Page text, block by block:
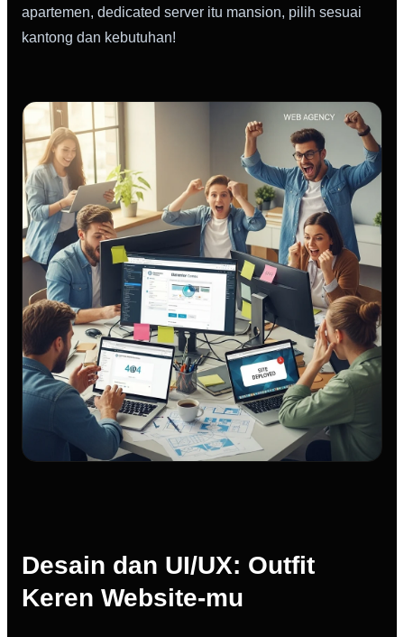
apartemen, dedicated server itu mansion, pilih sesuai
kantong dan kebutuhan!
Desain dan UI/UX: Outfit
Keren Website-mu